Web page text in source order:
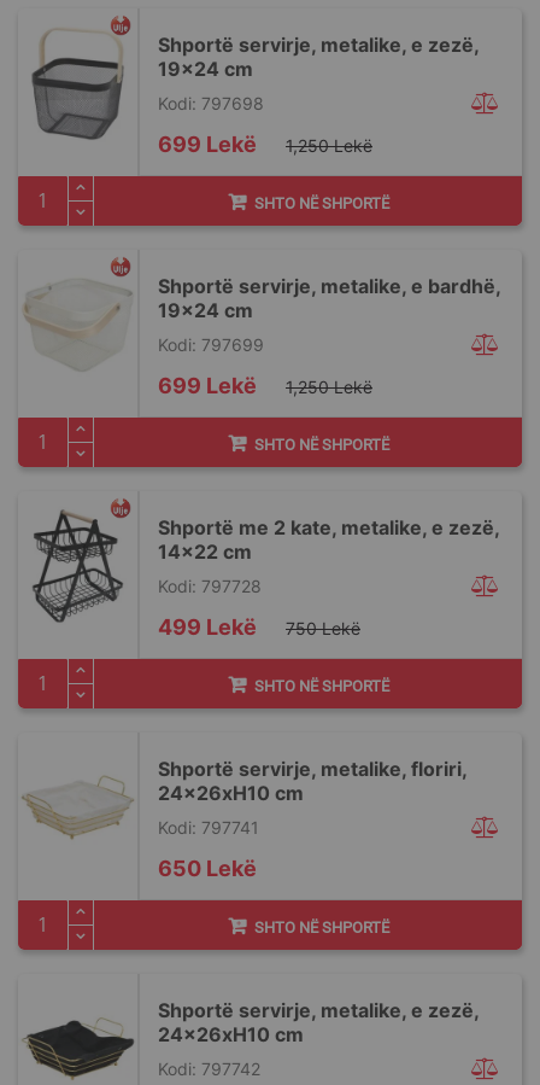
Shportë servirje, metalike, e zezë,
19x24 cm
Kodi: 797698
Special
Price
699 Lekë 1,250 Lekë
SHTO NË SHPORTË
Shportë servirje, metalike, e bardhë,
19x24 cm
Kodi: 797699
Special
Price
699 Lekë 1,250 Lekë
SHTO NË SHPORTË
Shportë me 2 kate, metalike, e zezë,
14x22 cm
Kodi: 797728
Special
Price
499 Lekë 750 Lekë
SHTO NË SHPORTË
Shportë servirje, metalike, floriri,
24x26xH10 cm
Kodi: 797741
650 Lekë
SHTO NË SHPORTË
Shportë servirje, metalike, e zezë,
24x26xH10 cm
Kodi: 797742